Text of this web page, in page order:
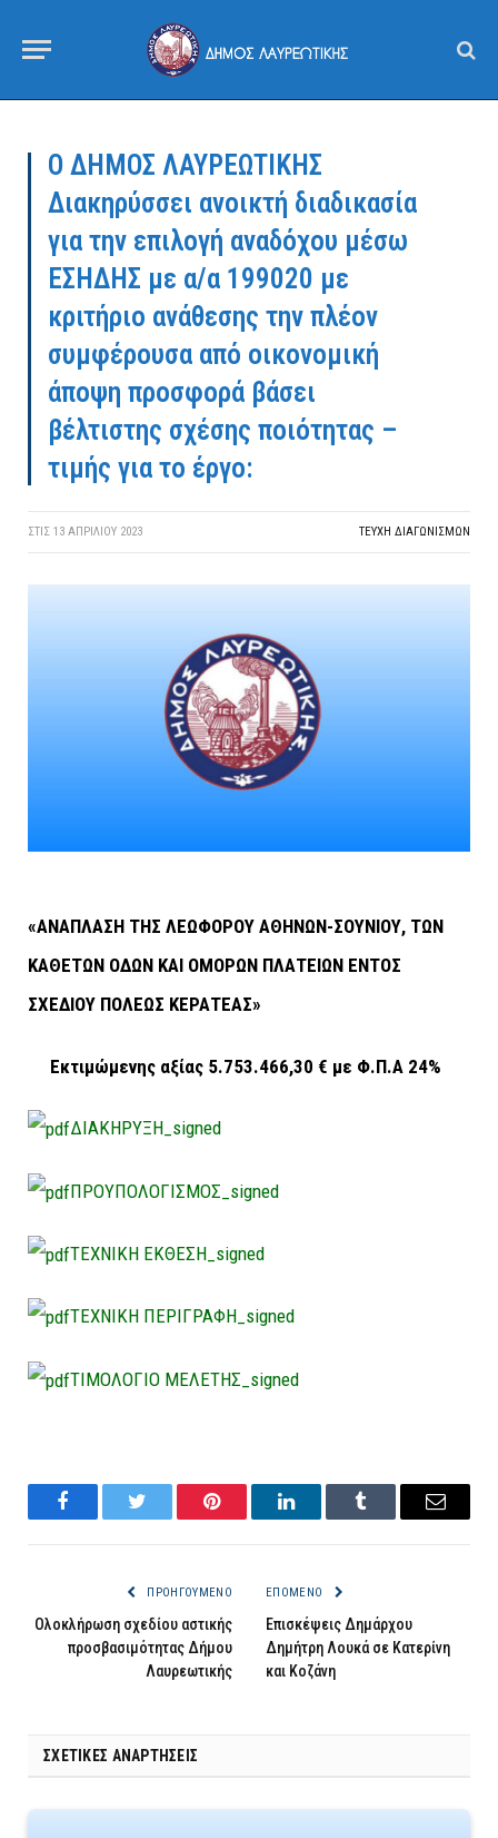
Ο ΔΗΜΟΣ ΛΑΥΡΕΩΤΙΚΗΣ
Διακηρύσσει ανοικτή διαδικασία
για την επιλογή αναδόχου μέσω
ΕΣΗΔΗΣ με α/α 199020 με
κριτήριο ανάθεσης την πλέον
συμφέρουσα από οικονομική
άποψη προσφορά βάσει
βέλτιστης σχέσης ποιότητας –
τιμής για το έργο:
ΣΤΙΣ 13 ΑΠΡΙΛΊΟΥ 2023 ΤΕΎΧΗ ΔΙΑΓΩΝΙΣΜΏΝ
«ΑΝΑΠΛΑΣΗ ΤΗΣ ΛΕΩΦΟΡΟΥ ΑΘΗΝΩΝ-ΣΟΥΝΙΟΥ, ΤΩΝ
ΚΑΘΕΤΩΝ ΟΔΩΝ ΚΑΙ ΟΜΟΡΩΝ ΠΛΑΤΕΙΩΝ ΕΝΤΟΣ
ΣΧΕΔΙΟΥ ΠΟΛΕΩΣ ΚΕΡΑΤΕΑΣ»
Εκτιμώμενης αξίας 5.753.466,30 € με Φ.Π.Α 24%
ΔΙΑΚΗΡΥΞΗ_signed
ΠΡΟΥΠΟΛΟΓΙΣΜΟΣ_signed
ΤΕΧΝΙΚΗ ΕΚΘΕΣΗ_signed
ΤΕΧΝΙΚΗ ΠΕΡΙΓΡΑΦΗ_signed
ΤΙΜΟΛΟΓΙΟ ΜΕΛΕΤΗΣ_signed
FacebookTwitter Pinterest LinkedInTumblr Email
ΠΡΟΗΓΟΎΜΕΝΟ
Ολοκλήρωση σχεδίου αστικής
προσβασιμότητας Δήμου
Λαυρεωτικής
ΕΠΌΜΕΝΟ
Επισκέψεις Δημάρχου
Δημήτρη Λουκά σε Κατερίνη
και Κοζάνη
ΣΧΕΤΙΚΈΣ ΑΝΑΡΤΉΣΕΙΣ